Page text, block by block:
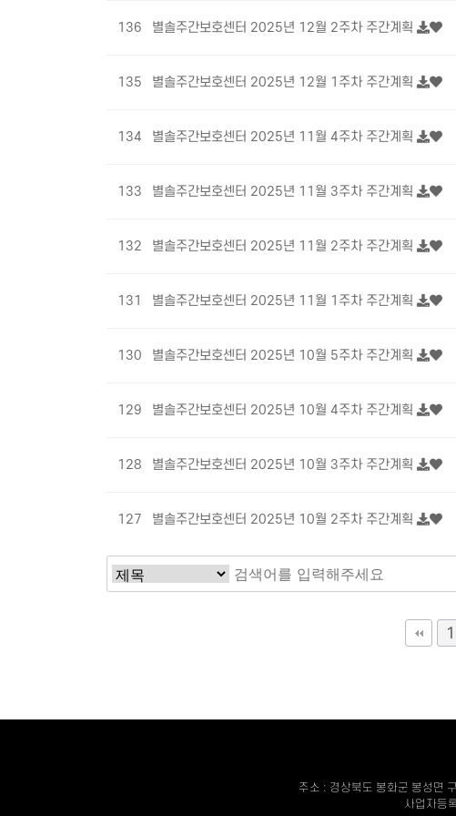
136 별솔주간보호센터 2025년 12월 2주차 주간계획
135 별솔주간보호센터 2025년 12월 1주차 주간계획
134 별솔주간보호센터 2025년 11월 4주차 주간계획
133 별솔주간보호센터 2025년 11월 3주차 주간계획
132 별솔주간보호센터 2025년 11월 2주차 주간계획
131 별솔주간보호센터 2025년 11월 1주차 주간계획
130 별솔주간보호센터 2025년 10월 5주차 주간계획
129 별솔주간보호센터 2025년 10월 4주차 주간계획
128 별솔주간보호센터 2025년 10월 3주차 주간계획
127 별솔주간보호센터 2025년 10월 2주차 주간계획
1
주소 : 경상북도 봉화군 봉성
사업자등